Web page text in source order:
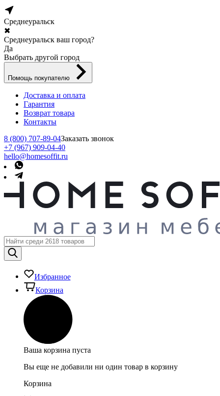
Среднеуральск
✖
Среднеуральск ваш город?
Да
Выбрать другой город
Помощь покупателю
Доставка и оплата
Гарантия
Возврат товара
Контакты
8 (800) 707-89-04Заказать звонок
+7 (967) 909-04-40
hello@homesoffit.ru
Избранное
Корзина
Ваша корзина пуста
Вы еще не добавили ни один товар в корзину
Корзина